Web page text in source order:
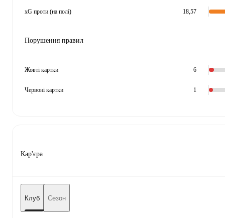
xG проти (на полі) 18,57
Порушення правил
Жовті картки 6
Червоні картки 1
Кар'єра
Клуб Сезон